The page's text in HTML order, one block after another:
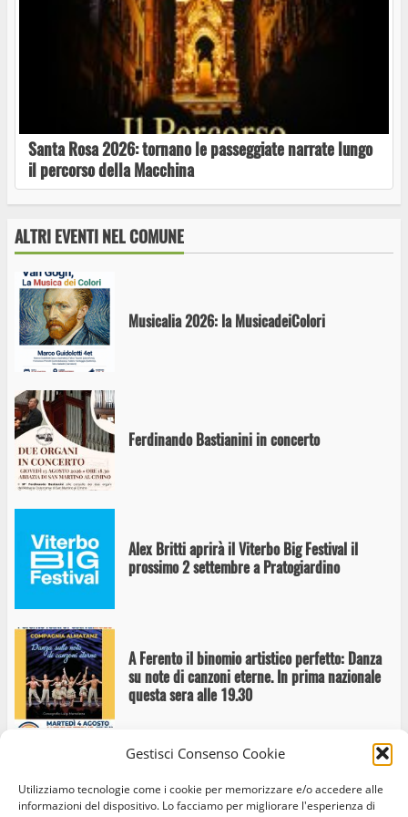
Gestisci Consenso Cookie
Utilizziamo tecnologie come i cookie per memorizzare e/o accedere alle
informazioni del dispositivo. Lo facciamo per migliorare l'esperienza di
Santa Rosa 2026: tornano le passeggiate narrate lungo
il percorso della Macchina
ALTRI EVENTI NEL COMUNE
Ferento Teatro Festival. Questa sera alle
antiche terme, Amleto, un classico senza tempo
Dal 13 agosto al 27 settembre oltre 30
Musicalia 2026: la MusicadeiColori
Ferdinando Bastianini in concerto
Alex Britti aprirà il Viterbo Big Festival il
prossimo 2 settembre a Pratogiardino
A Ferento il binomio artistico perfetto: Danza
su note di canzoni eterne. In prima nazionale
questa sera alle 19.30
Ferento Teatro Festival: Lettera ad Eduardo